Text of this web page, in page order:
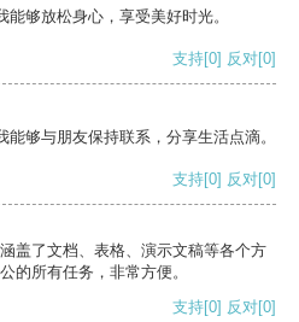
够放松身心，享受美好时光。
支持[0] 反对[0]
够与朋友保持联系，分享生活点滴。
支持[0] 反对[0]
盖了文档、表格、演示文稿等各个方
的所有任务，非常方便。
支持[0] 反对[0]